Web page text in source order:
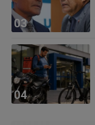
03
04